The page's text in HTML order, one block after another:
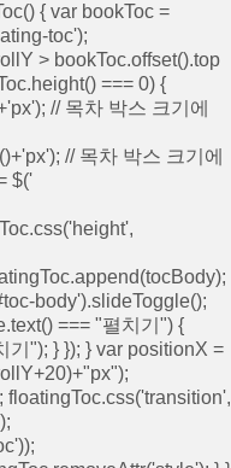
{ var bookToc =
toc');
> bookToc.offset().top
=== 0) {
// 목차 박스 크기에
// 목차 박스 크기에
$('
body').slideToggle();
=== "펼치기") {
기"); } }); } var positionX =